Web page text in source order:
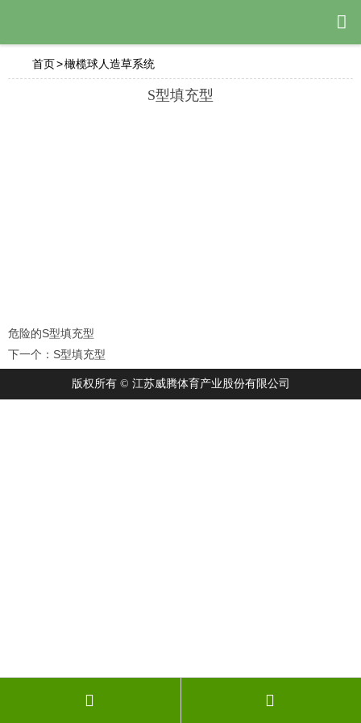

首页>橄榄球人造草系统
S型填充型
危险的S型填充型
下一个： S型填充型
版权所有 © 江苏威腾体育产业股份有限公司
 